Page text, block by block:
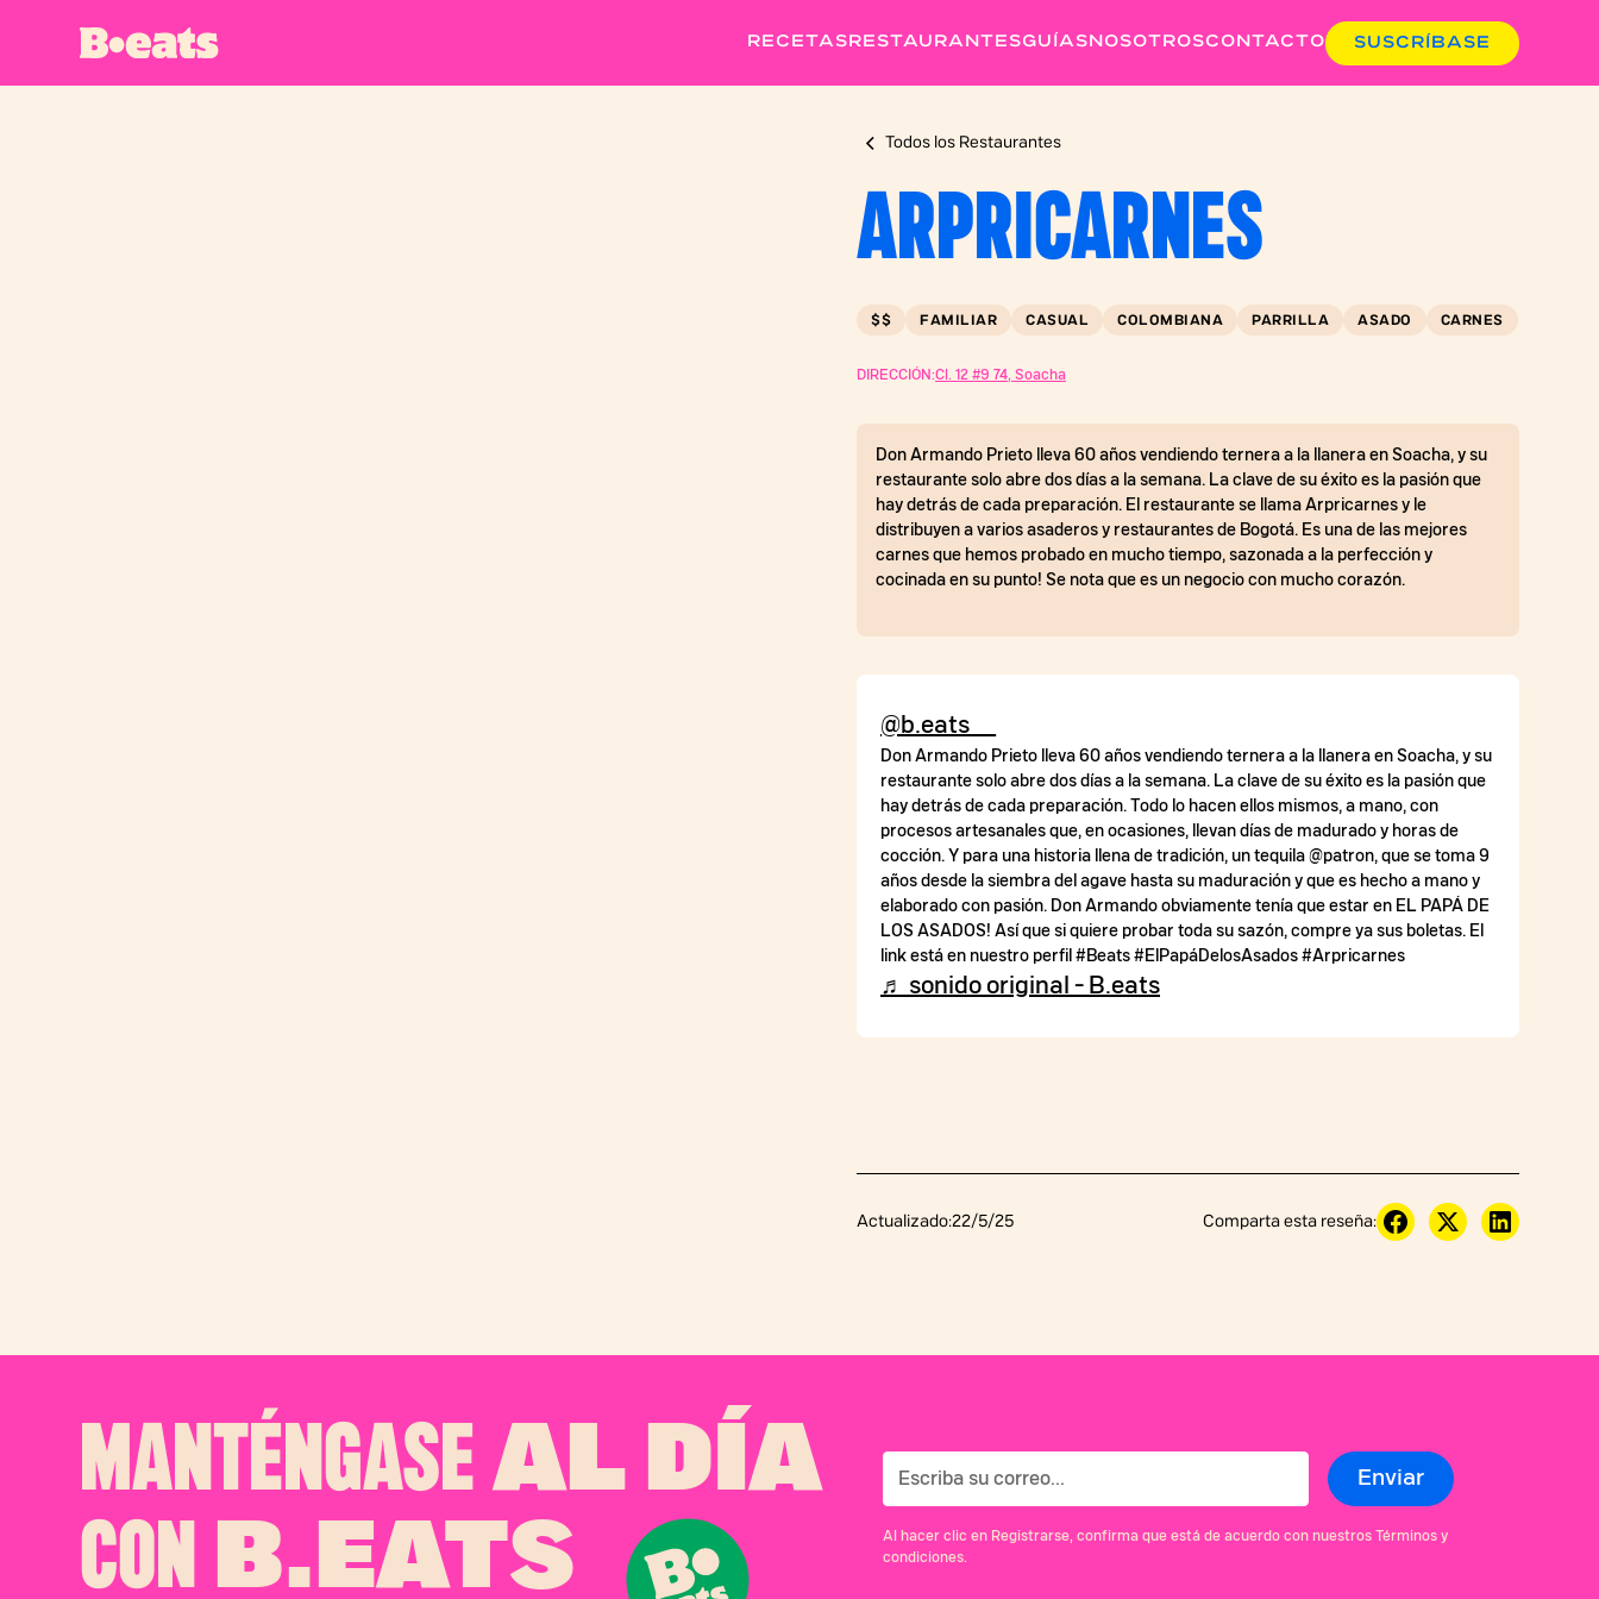
RECETASRESTAURANTESGUÍASNOSOTROSCONTACTO SUSCRÍBASE
Todos los Restaurantes
ARPRICARNES
$$ FAMILIAR CASUAL COLOMBIANA PARRILLA ASADO CARNES
DIRECCIÓN:Cl. 12 #9 74, Soacha
Don Armando Prieto lleva 60 años vendiendo ternera a la llanera en Soacha, y su
restaurante solo abre dos días a la semana. La clave de su éxito es la pasión que
hay detrás de cada preparación. El restaurante se llama Arpricarnes y le
distribuyen a varios asaderos y restaurantes de Bogotá. Es una de las mejores
carnes que hemos probado en mucho tiempo, sazonada a la perfección y
cocinada en su punto! Se nota que es un negocio con mucho corazón.
@b.eats__
Don Armando Prieto lleva 60 años vendiendo ternera a la llanera en Soacha, y su
restaurante solo abre dos días a la semana. La clave de su éxito es la pasión que
hay detrás de cada preparación. Todo lo hacen ellos mismos, a mano, con
procesos artesanales que, en ocasiones, llevan días de madurado y horas de
cocción. Y para una historia llena de tradición, un tequila @patron, que se toma 9
años desde la siembra del agave hasta su maduración y que es hecho a mano y
elaborado con pasión. Don Armando obviamente tenía que estar en EL PAPÁ DE
LOS ASADOS! Así que si quiere probar toda su sazón, compre ya sus boletas. El
link está en nuestro perfil #Beats #ElPapáDelosAsados #Arpricarnes
♬ sonido original - B.eats
Actualizado:22/5/25 Comparta esta reseña:
MANTÉNGASE AL DÍA
CON B.EATS
Al hacer clic en Registrarse, confirma que está de acuerdo con nuestros Términos y
condiciones.